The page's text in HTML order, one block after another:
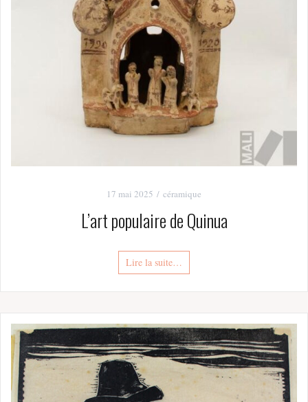
17 mai 2025 céramique
L’art populaire de Quinua
Lire la suite…